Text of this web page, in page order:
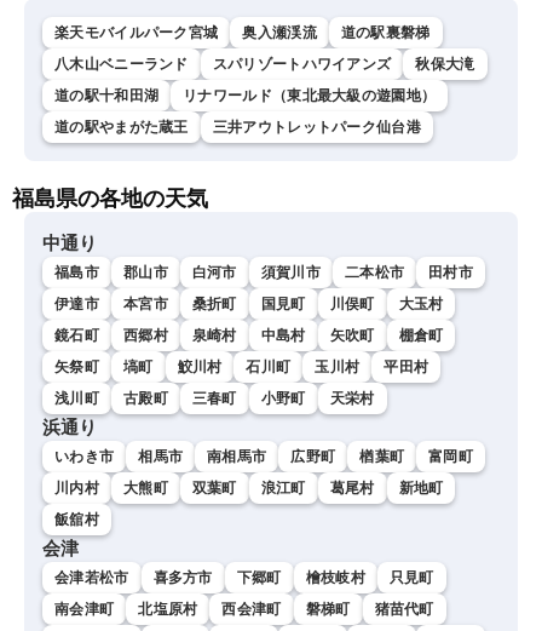
楽天モバイルパーク宮城 奥入瀬渓流
道の駅裏磐梯
八木山ベニーランド
スパリゾートハワイアンズ
秋保大滝
道の駅十和田湖
リナワールド（東北最大級の遊園地）
道の駅やまがた蔵王
三井アウトレットパーク仙台港
福島県の各地の天気
中通り
福島市 郡山市 白河市 須賀川市 二本松市
田村市
伊達市
本宮市 桑折町 国見町 川俣町
大玉村
鏡石町
西郷村 泉崎村 中島村 矢吹町
棚倉町
矢祭町
塙町 鮫川村 石川町 玉川村
平田村
浅川町
古殿町 三春町 小野町 天栄村
浜通り
いわき市 相馬市 南相馬市 広野町 楢葉町
富岡町
川内村
大熊町 双葉町 浪江町 葛尾村
新地町
飯舘村
会津
会津若松市 喜多方市 下郷町 檜枝岐村
只見町
南会津町
北塩原村 西会津町 磐梯町
猪苗代町